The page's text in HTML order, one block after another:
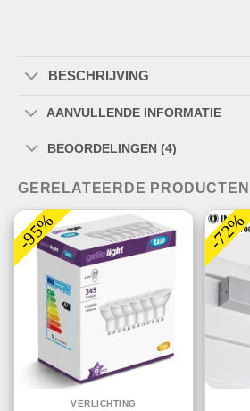
BESCHRIJVING
AANVULLENDE INFORMATIE
BEOORDELINGEN (4)
GERELATEERDE PRODUCTEN
-95%
VERLICHTING
-72%